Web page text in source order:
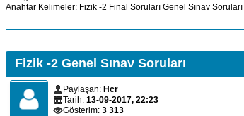
Anahtar Kelimeler: Fizik -2 Final Soruları Genel Sınav Soruları
Fizik -2 Genel Sınav Soruları
Paylaşan: Hcr
Tarih: 13-09-2017, 22:23
Gösterim: 3 313